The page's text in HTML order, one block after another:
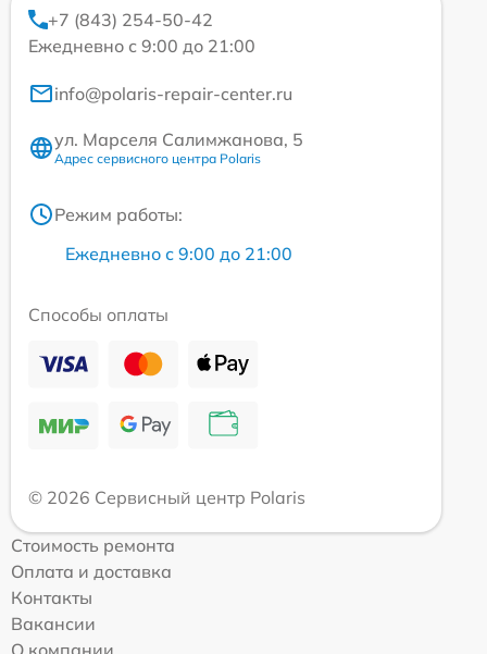
+7 (843) 254-50-42
Ежедневно с 9:00 до 21:00
info@polaris-repair-center.ru
ул. Марселя Салимжанова, 5
Адрес сервисного центра Polaris
Режим работы:
Ежедневно с 9:00 до 21:00
Способы оплаты
© 2026 Сервисный центр Polaris
Стоимость ремонта
Оплата и доставка
Контакты
Вакансии
О компании